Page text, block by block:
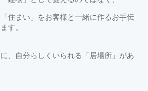
「住まい」をお客様と一緒に作るお手伝
す。
、自分らしくいられる「居場所」があ